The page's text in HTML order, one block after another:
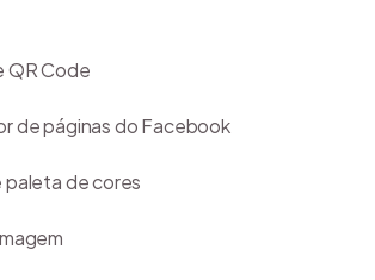
QR Code
de páginas do Facebook
paleta de cores